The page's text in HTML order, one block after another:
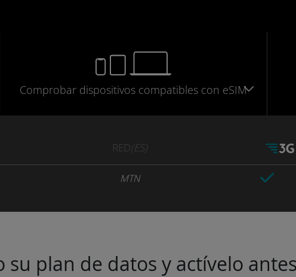
Comprobar dispositivos compatibles con eSIM
RED(ES)
MTN
su plan de datos y actívelo